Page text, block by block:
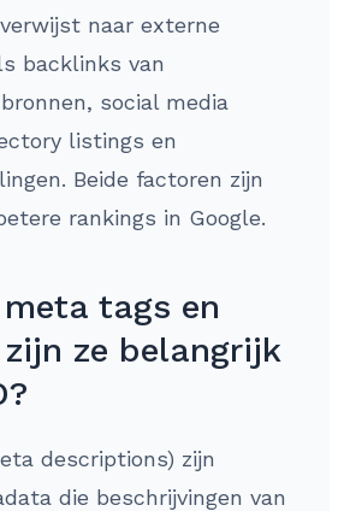
naar externe
backlinks van
social media
listings en
Beide factoren zijn
rankings in Google.
tags en
ze belangrijk
descriptions) zijn
die beschrijvingen van